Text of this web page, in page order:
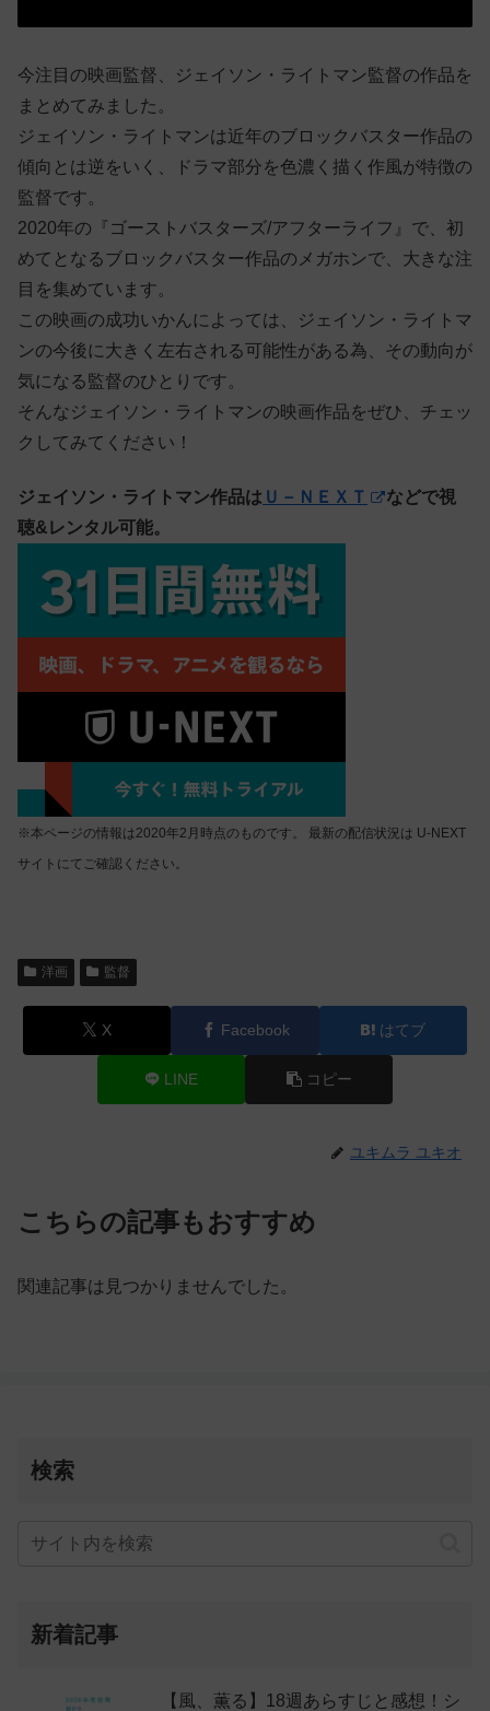
今注目の映画監督、ジェイソン・ライトマン監督の作品を
まとめてみました。
ジェイソン・ライトマンは近年のブロックバスター作品の
傾向とは逆をいく、ドラマ部分を色濃く描く作風が特徴の
監督です。
2020年の『ゴーストバスターズ/アフターライフ』で、初
めてとなるブロックバスター作品のメガホンで、大きな注
目を集めています。
この映画の成功いかんによっては、ジェイソン・ライトマ
ンの今後に大きく左右される可能性がある為、その動向が
気になる監督のひとりです。
そんなジェイソン・ライトマンの映画作品をぜひ、チェッ
クしてみてください！
ジェイソン・ライトマン作品は Ｕ－ＮＥＸＴ
などで視
聴&レンタル可能。
※本ページの情報は2020年2月時点のものです。 最新の配信状況は U-NEXT
サイトにてご確認ください。
洋画 監督
X Facebook はてブ
LINE コピー
ユキムラ ユキオ
こちらの記事もおすすめ
関連記事は見つかりませんでした。
検索
新着記事
【風、薫る】18週あらすじと感想！シ